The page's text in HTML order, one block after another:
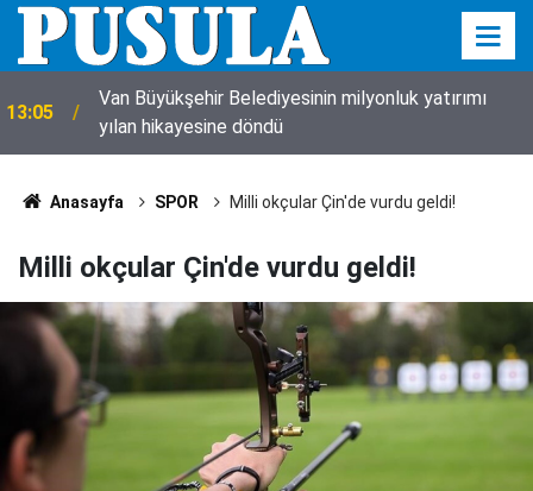
13:05
Van Büyükşehir Belediyesinin milyonluk yatırımı
yılan hikayesine döndü
Anasayfa SPOR Milli okçular Çin'de vurdu geldi!
Milli okçular Çin'de vurdu geldi!